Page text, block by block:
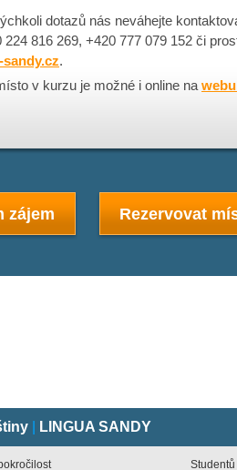
dotazů nás neváhejte
816 269, +420 777 079 152 či
.
v kurzu je možné i online na
zájem Rezervovat
LINGUA SANDY
Studentů